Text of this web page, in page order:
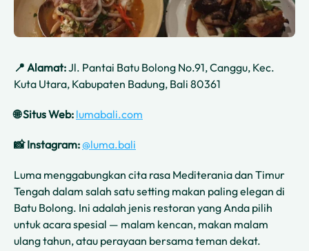
📍 Alamat:Jl. Pantai Batu Bolong No.91, Canggu, Kec.
Kuta Utara, Kabupaten Badung, Bali 80361
🌐 Situs Web: lumabali.com
📸 Instagram:@luma.bali
Luma menggabungkan cita rasa Mediterania dan Timur
Tengah dalam salah satu setting makan paling elegan di
Batu Bolong. Ini adalah jenis restoran yang Anda pilih
untuk acara spesial — malam kencan, makan malam
ulang tahun, atau perayaan bersama teman dekat.